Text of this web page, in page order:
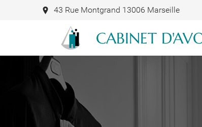
CABINET
43 Rue Montgrand 13006 Marseille